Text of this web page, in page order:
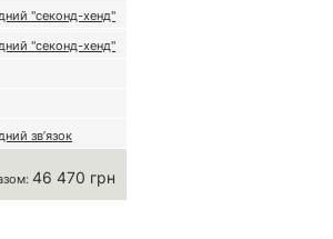
"секонд-хенд"
"секонд-хенд"
зв’язок
46 470 грн